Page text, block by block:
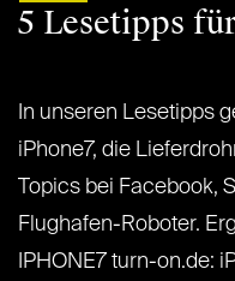
5 Lesetipps
In unseren Lesetipps
iPhone7, die
Topics bei Facebook,
Flughafen-Roboter.
IPHONE7 turn-on.de: